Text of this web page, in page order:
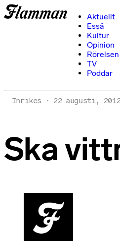
Aktuellt
Essä
Kultur
Opinion
Rörelsen
TV
Poddar
Inrikes 22 augusti,
Ska